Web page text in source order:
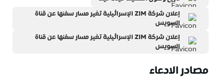
إعلان شركة ZIM الإسرائيلية تغير مسار سفنها عن قناة
السويس
إعلان شركة ZIM الإسرائيلية تغير مسار سفنها عن قناة
السويس
مصادر الادعاء